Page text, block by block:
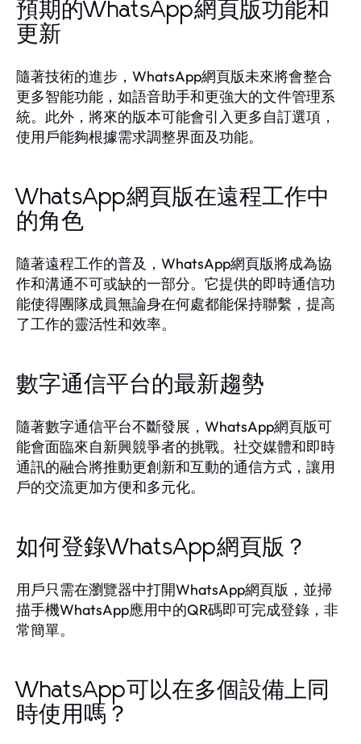
預期的WhatsApp網頁版功能和
更新
隨著技術的進步，WhatsApp網頁版未來將會整合
更多智能功能，如語音助手和更強大的文件管理系
統。此外，將來的版本可能會引入更多自訂選項，
使用戶能夠根據需求調整界面及功能。
WhatsApp網頁版在遠程工作中
的角色
隨著遠程工作的普及，WhatsApp網頁版將成為協
作和溝通不可或缺的一部分。它提供的即時通信功
能使得團隊成員無論身在何處都能保持聯繫，提高
了工作的靈活性和效率。
數字通信平台的最新趨勢
隨著數字通信平台不斷發展，WhatsApp網頁版可
能會面臨來自新興競爭者的挑戰。社交媒體和即時
通訊的融合將推動更創新和互動的通信方式，讓用
戶的交流更加方便和多元化。
如何登錄WhatsApp網頁版？
用戶只需在瀏覽器中打開WhatsApp網頁版，並掃
描手機WhatsApp應用中的QR碼即可完成登錄，非
常簡單。
WhatsApp可以在多個設備上同
時使用嗎？